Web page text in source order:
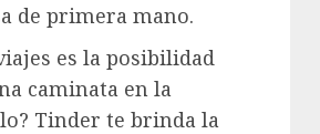
de primera mano.
es la posibilidad
caminata en la
Tinder te brinda la